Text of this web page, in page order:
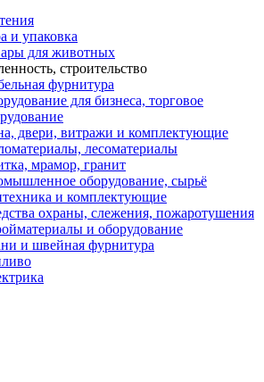
и упаковка
для животных
строительство
фурнитура
для бизнеса, торговое
двери, витражи и комплектующие
лесоматериалы
мрамор, гранит
оборудование, сырьё
и комплектующие
охраны, слежения, пожаротушения
и оборудование
и швейная фурнитура